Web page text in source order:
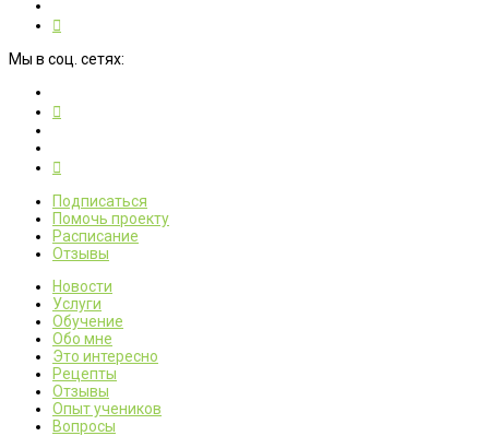
Мы в соц. сетях:
Подписаться
Помочь проекту
Расписание
Отзывы
Новости
Услуги
Обучение
Обо мне
Это интересно
Рецепты
Отзывы
Опыт учеников
Вопросы